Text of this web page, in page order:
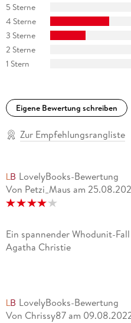
5 Sterne
4 Sterne
3 Sterne
2 Sterne
1 Stern
Eigene Bewertung schreiben
Zur Empfehlungsrangliste
LovelyBooks-Bewertung
Von Petzi_Maus am
Ein spannender Whodunit-
Agatha Christie
LovelyBooks-Bewertung
Von Chrissy87 am